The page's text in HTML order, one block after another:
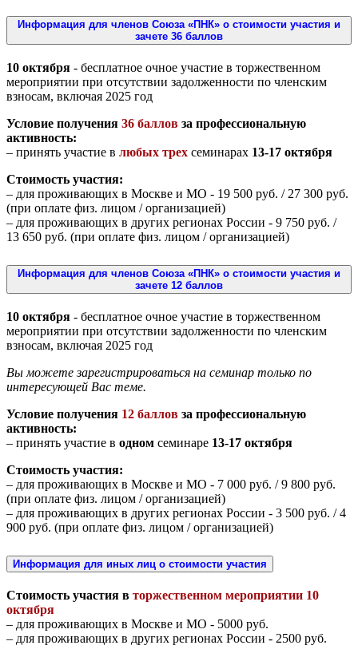
Информация для членов Союза «ПНК» о стоимости участия и
зачете 36 баллов
10 октября - бесплатное очное участие в торжественном
мероприятии при отсутствии задолженности по членским
взносам, включая 2025 год
Условие получения 36 баллов за профессиональную
активность:
– принять участие в любых трех семинарах 13-17 октября
Стоимость участия:
– для проживающих в Москве и МО - 19 500 руб. / 27 300 руб.
(при оплате физ. лицом / организацией)
– для проживающих в других регионах России - 9 750 руб. /
13 650 руб. (при оплате физ. лицом / организацией)
Информация для членов Союза «ПНК» о стоимости участия и
зачете 12 баллов
10 октября - бесплатное очное участие в торжественном
мероприятии при отсутствии задолженности по членским
взносам, включая 2025 год
Вы можете зарегистрироваться на семинар только по
интересующей Вас теме.
Условие получения 12 баллов за профессиональную
активность:
– принять участие в одном семинаре 13-17 октября
Стоимость участия:
– для проживающих в Москве и МО - 7 000 руб. / 9 800 руб.
(при оплате физ. лицом / организацией)
– для проживающих в других регионах России - 3 500 руб. / 4
900 руб. (при оплате физ. лицом / организацией)
Информация для иных лиц о стоимости участия
Стоимость участия в торжественном мероприятии 10
октября
– для проживающих в Москве и МО - 5000 руб.
– для проживающих в других регионах России - 2500 руб.